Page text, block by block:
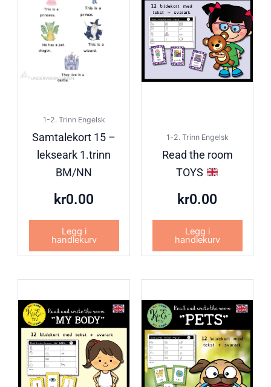
1-2. Trinn Engelsk
Samtalekort 15 –
lekseark 1.trinn
BM/NN
kr0.00
Legg i
handlekurv
1-2. Trinn Engelsk
Read the room
TOYS
kr0.00
Legg i
handlekurv